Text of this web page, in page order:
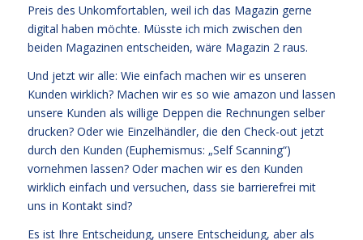
Preis des Unkomfortablen, weil ich das Magazin gerne
digital haben möchte. Müsste ich mich zwischen den
beiden Magazinen entscheiden, wäre Magazin 2 raus.
Und jetzt wir alle: Wie einfach machen wir es unseren
Kunden wirklich? Machen wir es so wie amazon und lassen
unsere Kunden als willige Deppen die Rechnungen selber
drucken? Oder wie Einzelhändler, die den Check-out jetzt
durch den Kunden (Euphemismus: „Self Scanning“)
vornehmen lassen? Oder machen wir es den Kunden
wirklich einfach und versuchen, dass sie barrierefrei mit
uns in Kontakt sind?
Es ist Ihre Entscheidung, unsere Entscheidung, aber als